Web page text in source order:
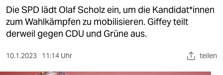
öko
gesellschaft
Die SPD lädt Olaf Scholz ein, um die Kan­di­da­t*in­nen
zum Wahlkämpfen zu mobilisieren. Giffey teilt
derweil gegen CDU und Grüne aus.
10.1.2023 11:14 Uhr teilen